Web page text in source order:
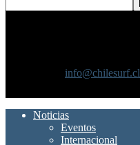
info@chilesurf.cl
Noticias
Eventos
Internacional